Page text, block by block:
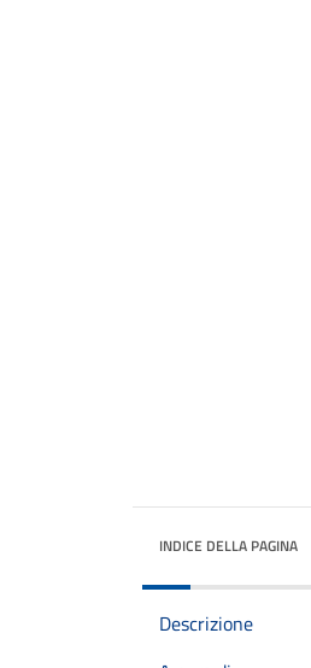
INDICE DELLA PAGINA
Descrizione